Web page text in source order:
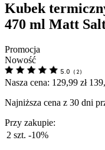
Kubek
470 ml Matt
Promocja
Nowość
5.0 ( 2 )
Nasza cena: 129,99 zł
Najniższa cena z 30 dni
Przy zakupie:
2 szt. -10%